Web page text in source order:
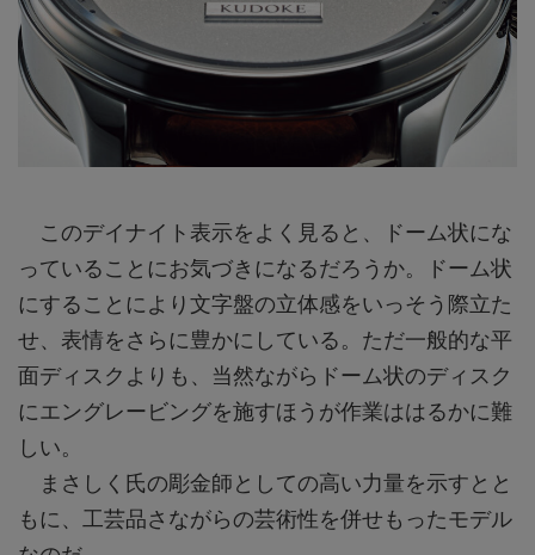
このデイナイト表示をよく見ると、ドーム状にな
っていることにお気づきになるだろうか。ドーム状
にすることにより文字盤の立体感をいっそう際立た
せ、表情をさらに豊かにしている。ただ一般的な平
面ディスクよりも、当然ながらドーム状のディスク
にエングレービングを施すほうが作業ははるかに難
しい。
まさしく氏の彫金師としての高い力量を示すとと
もに、工芸品さながらの芸術性を併せもったモデル